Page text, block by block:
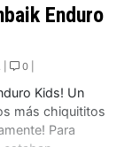
Enduro
0 |
Kids! Un
más chiquititos
Para